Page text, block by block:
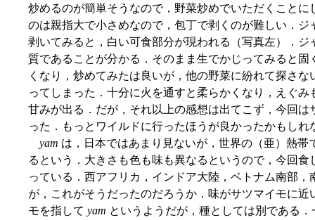
炒めるのが簡単そうなので，野菜炒めでいただくこと
のは親指大で小さめなので，包丁で剥くのが難しい．
剥いてみると，白い可食部分が現われる（写真左）．
質であることが分かる．そのまま生でかじってみると
くなり，炒めてみたは良いが，他の野菜に紛れて探さ
ってしまった．十分に火を通すと柔らかくなり，えぐ
甘みが出る．だが，それ以上の感想は出てこず，今回
った．もっとワイルドに行ったほうが良かったかもしれ
yam は，日本ではあまり見ないが，世界の（亜）熱
るという．大きさも色も味も異なるというので，今回
っている．西アフリカ，インドア大陸，ベトナム南部
が，これがそうだったのだろうか．味がサツマイモに
モを指して yam というようだが，種としては別である